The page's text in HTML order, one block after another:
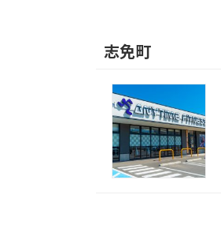
志免町